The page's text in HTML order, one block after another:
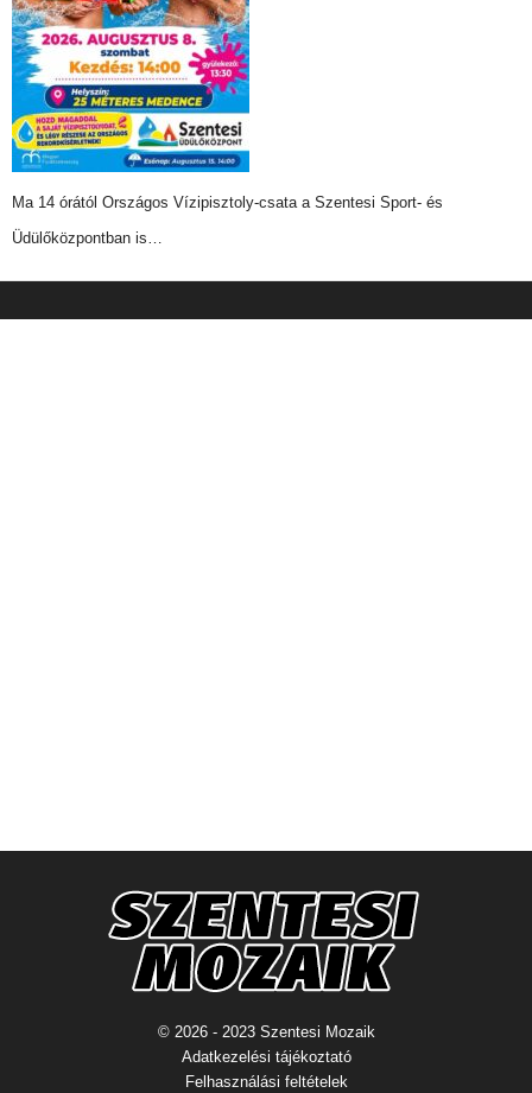
Ma 14 órától Országos Vízipisztoly-csata a Szentesi Sport- és
Üdülőközpontban is…
© 2026 - 2023 Szentesi Mozaik
Adatkezelési tájékoztató
Felhasználási feltételek